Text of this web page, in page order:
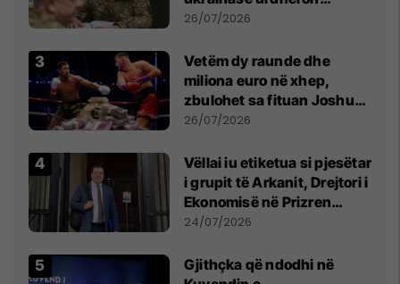
kontroll të madh
26/07/2026
Vetëm dy raunde dhe
miliona euro në xhep,
zbulohet sa fituan Joshua
e Prenga
26/07/2026
Vëllai iu etiketua si pjesëtar
i grupit të Arkanit, Drejtori i
Ekonomisë në Prizren
mohon pretendimet
24/07/2026
Gjithçka që ndodhi në